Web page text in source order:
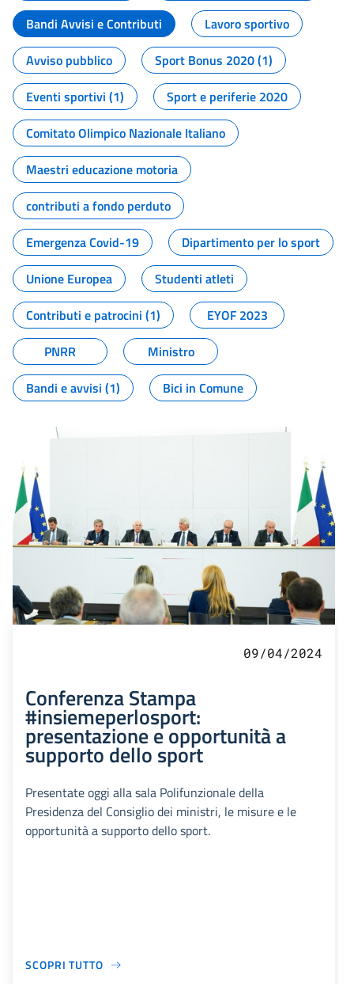
Bandi Avvisi e Contributi
Lavoro sportivo
Avviso pubblico
Sport Bonus 2020 (1)
Eventi sportivi (1)
Sport e periferie 2020
Comitato Olimpico Nazionale Italiano
Maestri educazione motoria
contributi a fondo perduto
Emergenza Covid-19
Dipartimento per lo sport
Unione Europea
Studenti atleti
Contributi e patrocini (1)
EYOF 2023
PNRR
Ministro
Bandi e avvisi (1)
Bici in Comune
09/04/2024
Conferenza Stampa
#insiemeperlosport:
presentazione e opportunità a
supporto dello sport
Presentate oggi alla sala Polifunzionale della
Presidenza del Consiglio dei ministri, le misure e le
opportunità a supporto dello sport.
SCOPRI TUTTO